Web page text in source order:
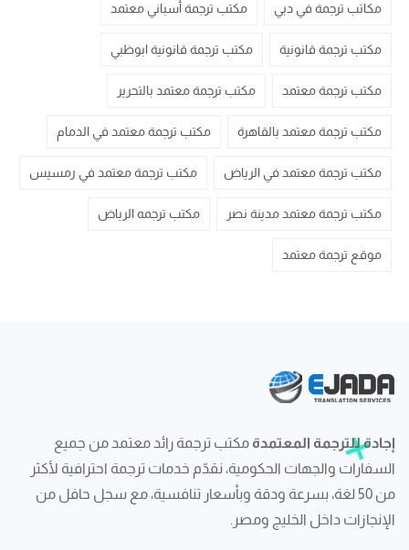
مكاتب ترجمة في دبي مكتب ترجمة أسباني معتمد
مكتب ترجمة قانونية مكتب ترجمة قانونية ابوظبي
مكتب ترجمة معتمد مكتب ترجمة معتمد بالتحرير
مكتب ترجمة معتمد بالقاهرة مكتب ترجمة معتمد في الدمام
مكتب ترجمة معتمد في الرياض مكتب ترجمة معتمد في رمسيس
مكتب ترجمة معتمد مدينة نصر مكتب ترجمه الرياض
موقع ترجمة معتمد
إجادة للترجمة المعتمدة مكتب ترجمة رائد معتمد من جميع
السفارات والجهات الحكومية، نقدّم خدمات ترجمة احترافية لأكثر
من 50 لغة، بسرعة ودقة وبأسعار تنافسية، مع سجل حافل من
الإنجازات داخل الخليج ومصر.